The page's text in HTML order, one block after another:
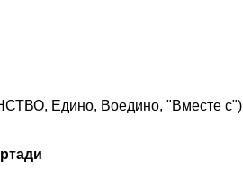
Едино, Воедино, "Вместе с")